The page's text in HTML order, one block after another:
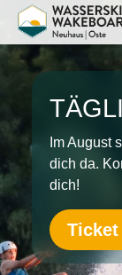
Im August
dich da.
dich!
Ticket